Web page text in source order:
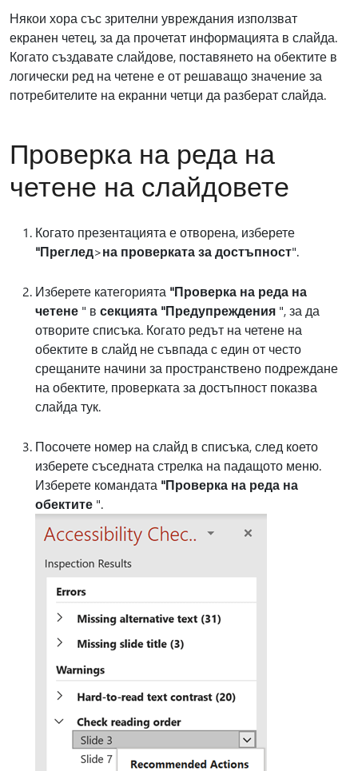
Някои хора със зрителни увреждания използват
екранен четец, за да прочетат информацията в слайда.
Когато създавате слайдове, поставянето на обектите в
логически ред на четене е от решаващо значение за
потребителите на екранни четци да разберат слайда.
Проверка на реда на
четене на слайдовете
Когато презентацията е отворена, изберете
"Преглед>на проверката за достъпност".
Изберете категорията "Проверка на реда на
четене " в секцията "Предупреждения ", за да
отворите списъка. Когато редът на четене на
обектите в слайд не съвпада с един от често
срещаните начини за пространствено подреждане
на обектите, проверката за достъпност показва
слайда тук.
Посочете номер на слайд в списъка, след което
изберете съседната стрелка на падащото меню.
Изберете командата "Проверка на реда на
обектите ".